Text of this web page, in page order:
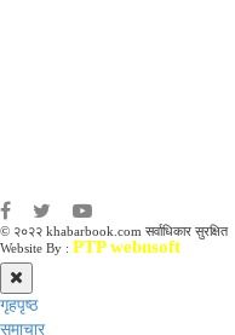
© २०२२ khabarbook.com सर्वाधिकार सुरक्षित
Website By : PTP webnsoft
गृहपृष्ठ
समाचार